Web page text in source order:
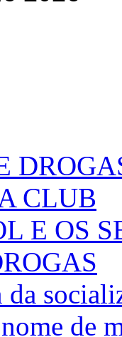
CLUB
E OS
de